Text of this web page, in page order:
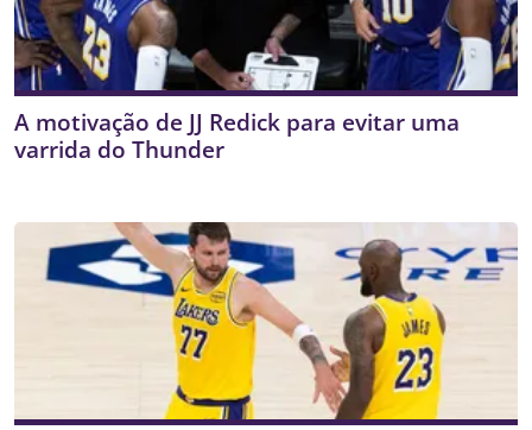
A motivação de JJ Redick para evitar uma
varrida do Thunder